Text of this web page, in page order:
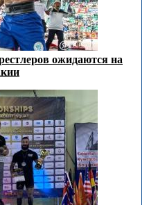
ожидаются на